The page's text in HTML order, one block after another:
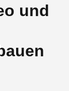
und